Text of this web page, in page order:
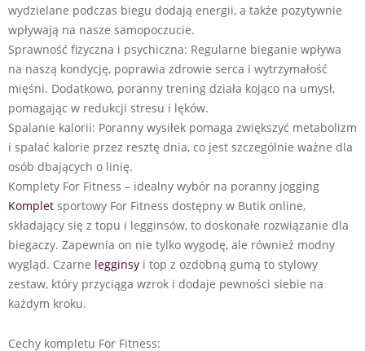
wydzielane podczas biegu dodają energii, a także pozytywnie
wpływają na nasze samopoczucie.
Sprawność fizyczna i psychiczna: Regularne bieganie wpływa
na naszą kondycję, poprawia zdrowie serca i wytrzymałość
mięśni. Dodatkowo, poranny trening działa kojąco na umysł,
pomagając w redukcji stresu i lęków.
Spalanie kalorii: Poranny wysiłek pomaga zwiększyć metabolizm
i spalać kalorie przez resztę dnia, co jest szczególnie ważne dla
osób dbających o linię.
Komplety For Fitness – idealny wybór na poranny jogging
Komplet sportowy For Fitness dostępny w Butik online,
składający się z topu i legginsów, to doskonałe rozwiązanie dla
biegaczy. Zapewnia on nie tylko wygodę, ale również modny
wygląd. Czarne legginsy i top z ozdobną gumą to stylowy
zestaw, który przyciąga wzrok i dodaje pewności siebie na
każdym kroku.
Cechy kompletu For Fitness: